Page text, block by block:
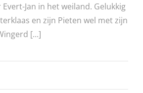
Jan in het weiland. Gelukkig
en zijn Pieten wel met zijn
[...]